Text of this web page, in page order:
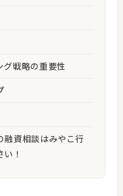
グ戦略の重要性
資相談はみやこ行
！